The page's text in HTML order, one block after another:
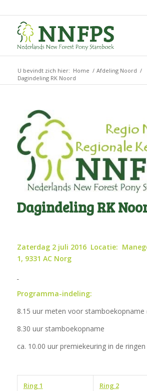
U bevindt zich hier: Home / Afdeling Noord /
Dagindeling RK Noord
Dagindeling RK
Zaterdag 2 juli 2016 Locatie:
1, 9331 AC Norg
Programma-indeling:
8.15 uur meten voor stamboekopname
8.30 uur stamboekopname
ca. 10.00 uur premiekeuring in de ringen
Ring 1 Ring 2